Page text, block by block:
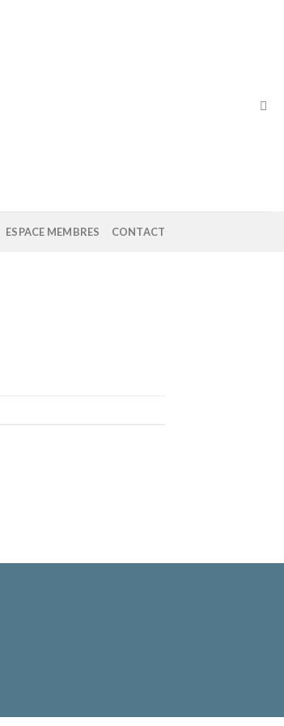
ESPACE MEMBRES CONTACT